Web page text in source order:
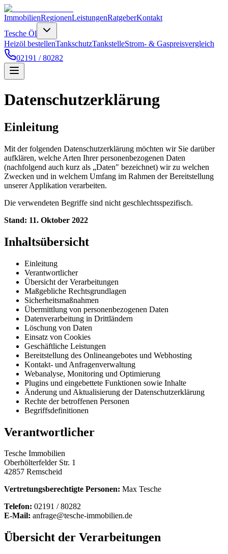
ImmobilienRegionenLeistungenRatgeberKontakt
Tesche Öl
Heizöl bestellenTankschutzTankstelleStrom- & Gaspreisvergleich
02191 / 80282
Datenschutzerklärung
Einleitung
Mit der folgenden Datenschutzerklärung möchten wir Sie darüber
aufklären, welche Arten Ihrer personenbezogenen Daten
(nachfolgend auch kurz als „Daten" bezeichnet) wir zu welchen
Zwecken und in welchem Umfang im Rahmen der Bereitstellung
unserer Applikation verarbeiten.
Die verwendeten Begriffe sind nicht geschlechtsspezifisch.
Stand: 11. Oktober 2022
Inhaltsübersicht
Einleitung
Verantwortlicher
Übersicht der Verarbeitungen
Maßgebliche Rechtsgrundlagen
Sicherheitsmaßnahmen
Übermittlung von personenbezogenen Daten
Datenverarbeitung in Drittländern
Löschung von Daten
Einsatz von Cookies
Geschäftliche Leistungen
Bereitstellung des Onlineangebotes und Webhosting
Kontakt- und Anfragenverwaltung
Webanalyse, Monitoring und Optimierung
Plugins und eingebettete Funktionen sowie Inhalte
Änderung und Aktualisierung der Datenschutzerklärung
Rechte der betroffenen Personen
Begriffsdefinitionen
Verantwortlicher
Tesche Immobilien
Oberhölterfelder Str. 1
42857 Remscheid
Vertretungsberechtigte Personen: Max Tesche
Telefon: 02191 / 80282
E-Mail: anfrage@tesche-immobilien.de
Übersicht der Verarbeitungen